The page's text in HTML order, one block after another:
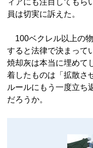
員は切実に訴えた。
100ベクレル以上の
すると法律で決まって
焼却灰は本当に埋めて
着したものは「拡散さ
ルールにもう一度立ち
だろうか。